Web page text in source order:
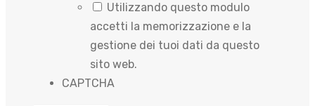
Utilizzando questo modulo
accetti la memorizzazione e la
gestione dei tuoi dati da questo
sito web.
CAPTCHA